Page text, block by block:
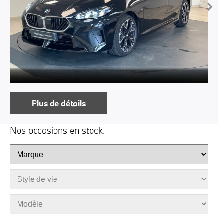
Plus de détails
Nos occasions en stock.